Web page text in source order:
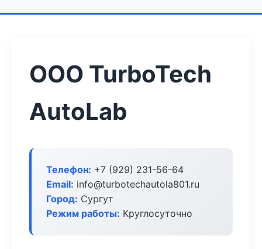
ООО TurboTech
AutoLab
Телефон: +7 (929) 231-56-64
Email: info@turbotechautola801.ru
Город: Сургут
Режим работы: Круглосуточно